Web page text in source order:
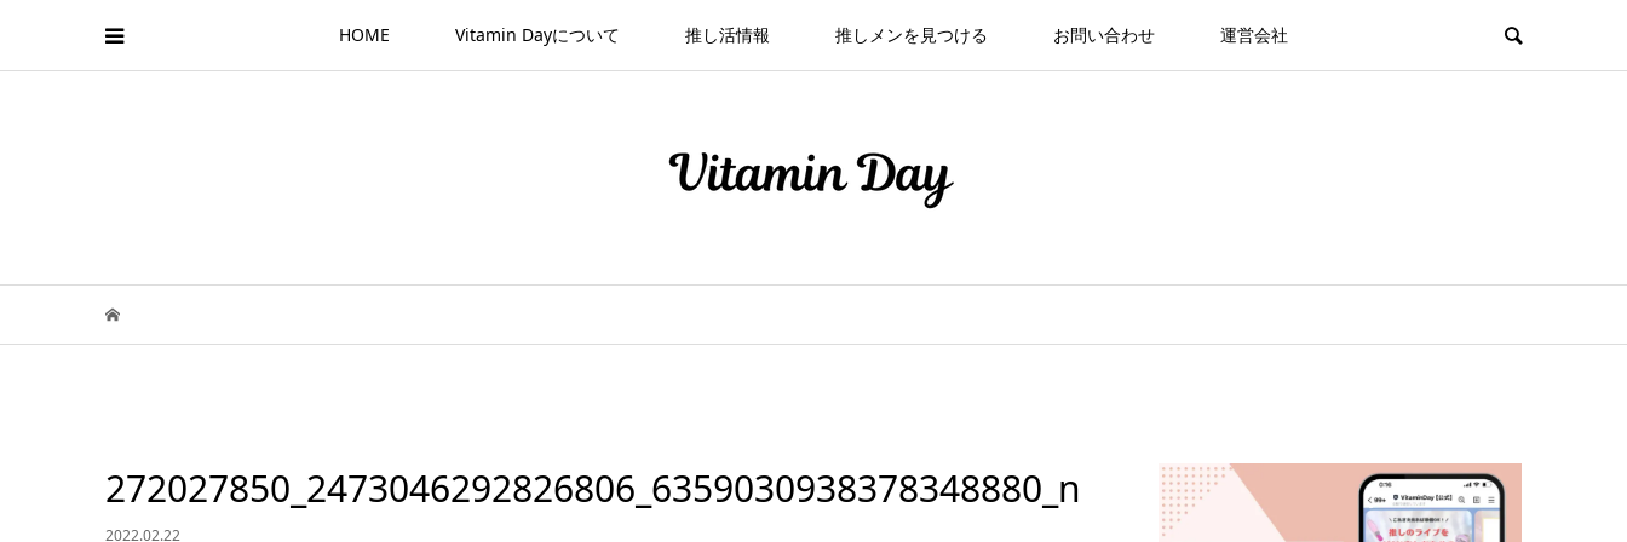
HOME Vitamin Dayについて 推し活情報 推しメンを見つける お問い合わせ 運営会社
272027850_2473046292826806_6359030938378348880_n
2022.02.22